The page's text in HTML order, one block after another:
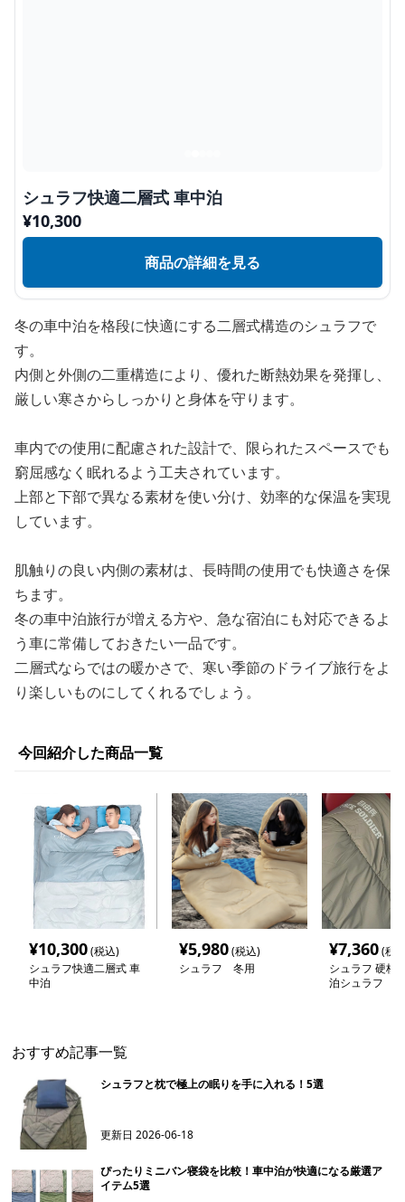
シュラフ快適二層式 車中泊
¥10,300
商品の詳細を見る
冬の車中泊を格段に快適にする二層式構造のシュラフで
す。
内側と外側の二重構造により、優れた断熱効果を発揮し、
厳しい寒さからしっかりと身体を守ります。
車内での使用に配慮された設計で、限られたスペースでも
窮屈感なく眠れるよう工夫されています。
上部と下部で異なる素材を使い分け、効率的な保温を実現
しています。
肌触りの良い内側の素材は、長時間の使用でも快適さを保
ちます。
冬の車中泊旅行が増える方や、急な宿泊にも対応できるよ
う車に常備しておきたい一品です。
二層式ならではの暖かさで、寒い季節のドライブ旅行をよ
り楽しいものにしてくれるでしょう。
今回紹介した商品一覧
¥10,300(税込)
シュラフ快適二層式 車
中泊
¥5,980(税込)
シュラフ 冬用
¥7,360(税
シュラフ 硬核
泊シュラフ
おすすめ記事一覧
シュラフと枕で極上の眠りを手に入れる！5選
更新日2026-06-18
ぴったりミニバン寝袋を比較！車中泊が快適になる厳選ア
イテム5選